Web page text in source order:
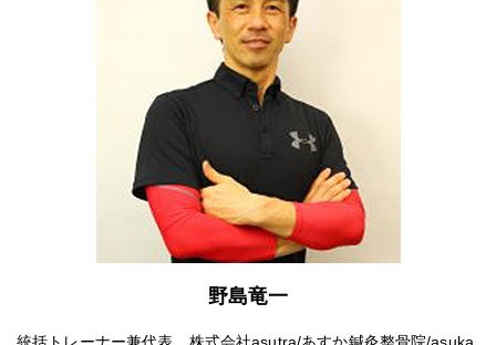
野島竜一
統括トレーナー兼代表 株式会社asutra/あすか鍼灸整骨院/asuka